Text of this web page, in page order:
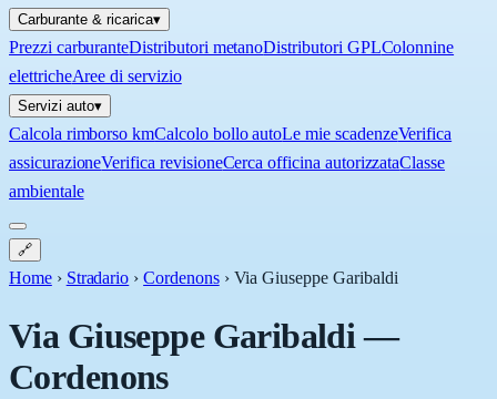
Carburante & ricarica▾
Prezzi carburanteDistributori metanoDistributori GPLColonnine
elettricheAree di servizio
Servizi auto▾
Calcola rimborso kmCalcolo bollo autoLe mie scadenzeVerifica
assicurazioneVerifica revisioneCerca officina autorizzataClasse
ambientale
🔗
Home › Stradario › Cordenons › Via Giuseppe Garibaldi
Via Giuseppe Garibaldi—
Cordenons